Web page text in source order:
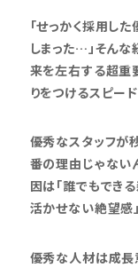
「せっかく採用し
しまった…」そん
来を左右する超重
りをつけるスピー
優秀なスタッフが
番の理由じゃない
因は「誰でもでき
活かせない絶望感
優秀な人材は成長